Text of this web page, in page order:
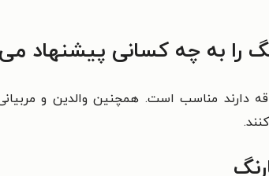
را به چه کسانی پیشنهاد
دارند مناسب است. همچنین والدین و